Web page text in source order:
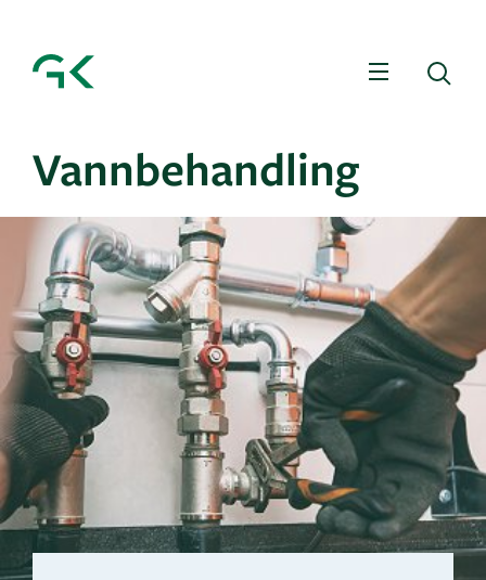
Meny
Vannbehandling